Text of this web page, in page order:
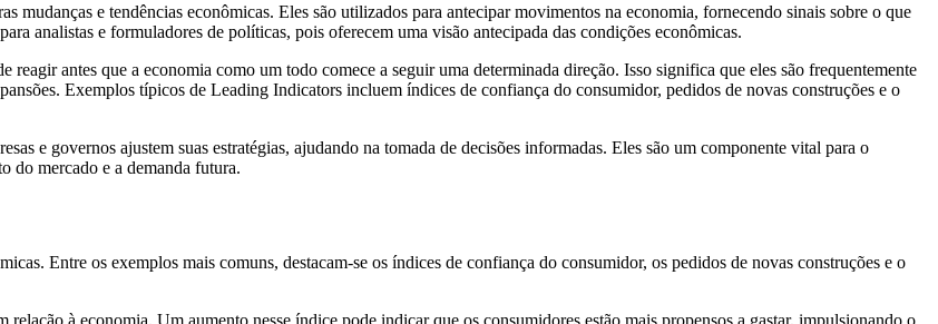
mudanças e tendências econômicas. Eles são utilizados para antecipar movimentos na economia, fornecendo sinais sobre o que
analistas e formuladores de políticas, pois oferecem uma visão antecipada das condições econômicas.
antes que a economia como um todo comece a seguir uma determinada direção. Isso significa que eles são frequentemente
Exemplos típicos de Leading Indicators incluem índices de confiança do consumidor, pedidos de novas construções e o
e governos ajustem suas estratégias, ajudando na tomada de decisões informadas. Eles são um componente vital para o
do mercado e a demanda futura.
Entre os exemplos mais comuns, destacam-se os índices de confiança do consumidor, os pedidos de novas construções e o
relação à economia. Um aumento nesse índice pode indicar que os consumidores estão mais propensos a gastar, impulsionando o